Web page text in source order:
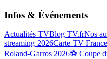
Infos & Événements
Actualités TVBlog TV.frNos
streaming 2026Carte TV France
Roland-Garros 2026⚽ Coupe